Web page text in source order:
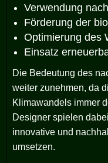
Verwendung
Förderung der
Optimierung des
Einsatz
Die Bedeutung des
weiter zunehmen, da
Klimawandels immer
Designer spielen
innovative und
umsetzen.